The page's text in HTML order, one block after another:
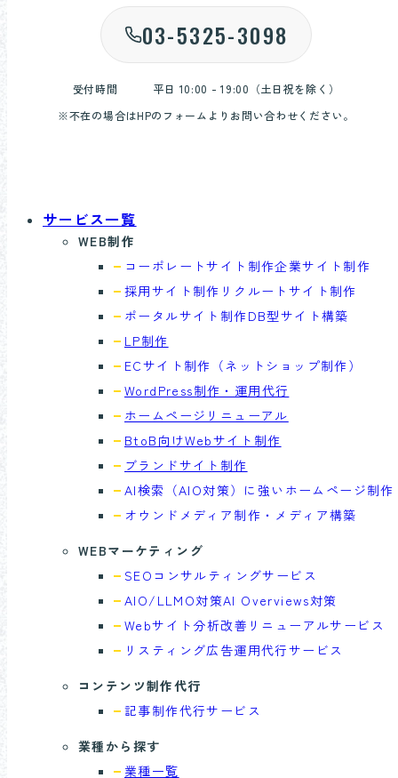
03-5325-3098
受付時間
平日 10:00 - 19:00（土日祝を除く）
※不在の場合はHPのフォームよりお問い合わせください。
サービス一覧
WEB制作
コーポレートサイト制作企業サイト制作
採用サイト制作 リクルートサイト制作
ポータルサイト制作DB型サイト構築
LP制作
ECサイト制作 （ネットショップ制作）
WordPress制作・運用代行
ホームページリニューアル
BtoB向けWebサイト制作
ブランドサイト制作
AI検索（AIO対策）に強い ホームページ制作
オウンドメディア制作・ メディア構築
WEBマーケティング
SEOコンサル ティングサービス
AIO/LLMO対策AI Overviews対策
Webサイト分析改善リニューアルサービス
リスティング広告運用代行サービス
コンテンツ制作代行
記事制作代行サービス
業種から探す
業種一覧